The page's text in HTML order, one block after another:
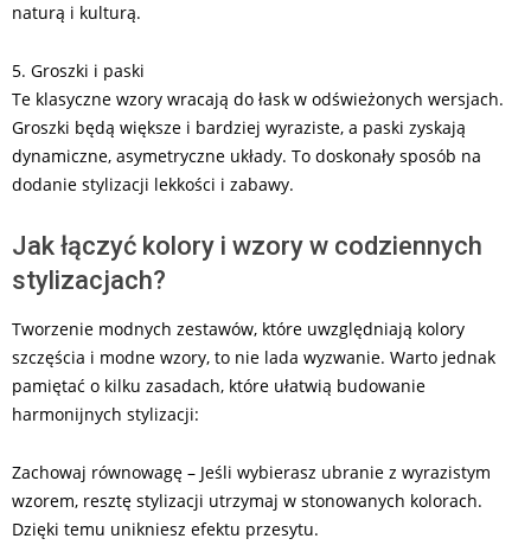
naturą i kulturą.
5. Groszki i paski
Te klasyczne wzory wracają do łask w odświeżonych wersjach.
Groszki będą większe i bardziej wyraziste, a paski zyskają
dynamiczne, asymetryczne układy. To doskonały sposób na
dodanie stylizacji lekkości i zabawy.
Jak łączyć kolory i wzory w codziennych
stylizacjach?
Tworzenie modnych zestawów, które uwzględniają kolory
szczęścia i modne wzory, to nie lada wyzwanie. Warto jednak
pamiętać o kilku zasadach, które ułatwią budowanie
harmonijnych stylizacji:
Zachowaj równowagę – Jeśli wybierasz ubranie z wyrazistym
wzorem, resztę stylizacji utrzymaj w stonowanych kolorach.
Dzięki temu unikniesz efektu przesytu.